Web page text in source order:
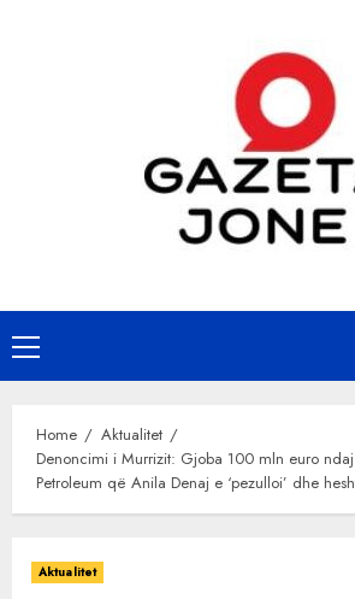
Primary
Menu
Home
Aktualitet
Denoncimi i Murrizit: Gjoba 100 mln euro
Petroleum që Anila Denaj e ‘pezulloi’ dhe
Aktualitet